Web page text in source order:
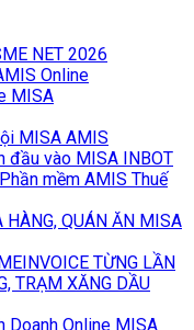
NET 2026
Online
MISA
MISA AMIS
đầu vào MISA INBOT
mềm AMIS Thuế
HÀNG, QUÁN ĂN MISA
TỪNG LẦN
TRẠM XĂNG DẦU
Doanh Online MISA